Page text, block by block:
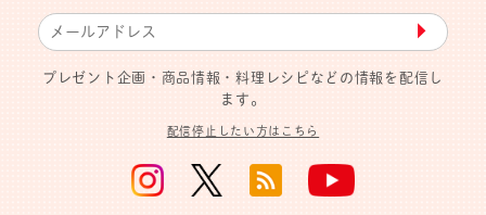
▶︎
プレゼント企画・商品情報・料理レシピなどの情報を配信し
ます。
配信停止したい方はこちら